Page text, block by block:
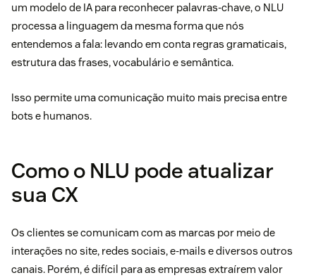
um modelo de IA para reconhecer palavras-chave, o NLU
processa a linguagem da mesma forma que nós
entendemos a fala: levando em conta regras gramaticais,
estrutura das frases, vocabulário e semântica.
Isso permite uma comunicação muito mais precisa entre
bots e humanos.
Como o NLU pode atualizar
sua CX
Os clientes se comunicam com as marcas por meio de
interações no site, redes sociais, e-mails e diversos outros
canais. Porém, é difícil para as empresas extraírem valor